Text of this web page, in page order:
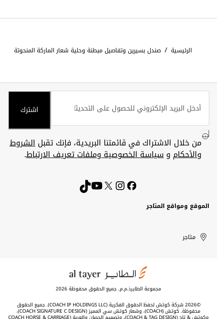
الرئيسية / صندل بسيرين وتفاصيل مبطنة وحلية شعار الماركة المنحوتة
اشترك
من خلال الاشتراك في قائمتنا البريدية، فإنك تقبلالشروط
والأحكام وسياسة الخصوصية وملفات تعريف الارتباط.
الموقع ومواقع المتاجر
United
Arab
Kuwait
الإمارات
العربية
الكويت
متاجر
مجموعة الطايرذ.م.م. جميع الحقوق محفوظة 2026
©2026 شركة كوتش لحفظ الحقوق الفكرية (COACH IP HOLDINGS LLC). جميع الحقوق
محفوظة. كوتش (COACH)، وشعار كوتش سي المميز (COACH SIGNATURE C DESIGN)،